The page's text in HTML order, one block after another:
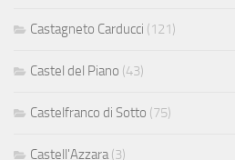
Castagneto Carducci (121)
Castel del Piano (43)
Castelfranco di Sotto (75)
Castell'Azzara (3)